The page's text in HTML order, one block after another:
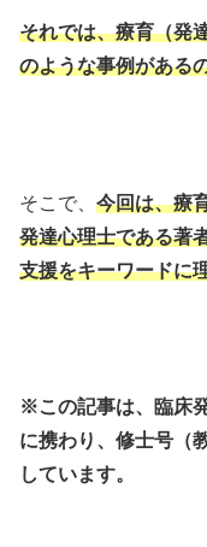
それでは、療育（発
のような事例がある
そこで、 今回は、療
発達心理士である著
支援をキーワードに
※この記事は、臨床
に携わり、修士号（
しています。